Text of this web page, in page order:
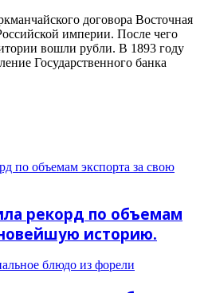
договора Восточная
империи. После чего
вошли рубли. В 1893 году
Государственного банка
по объемам экспорта за свою
рекорд по объемам
историю.
блюдо из форели